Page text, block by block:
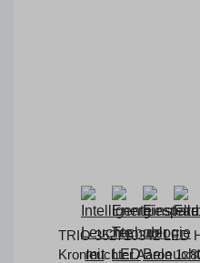
TRIO 352710342 LED
Kronleuchter Aaron